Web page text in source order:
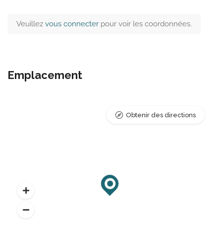
Veuillez vous connecter pour voir les coordonnées.
Emplacement
Obtenir des directions